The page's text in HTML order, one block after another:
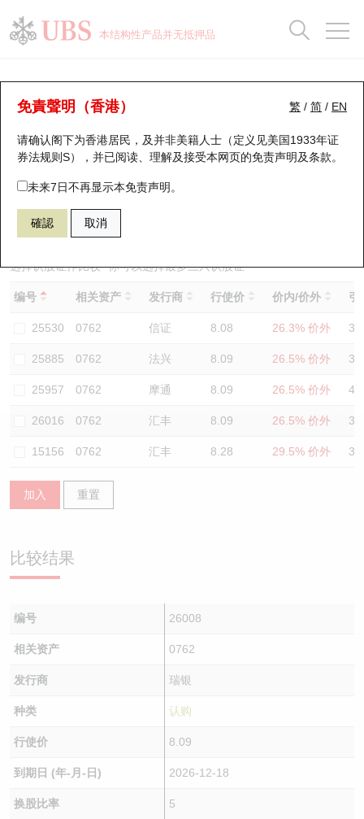
本结构性产品并无抵押品
繁 / 简 / EN
免責聲明（香港）
请确认阁下为香港居民，及并非美籍人士（定义见美国1933年证
券法规则S），并已阅读、理解及接受本网页的免责声明及条款。
未来7日不再显示本免责声明。
確認 取消
认股证分析仪
表现 街货统计 比较
26008 瑞银认购 0762 中国联通
选择认股证作比较*你可以选择最多三只认股证
编号 相关资产 发行商 行使价 价内/价外 引
25530 0762 信证 8.08 26.3% 价外
25885 0762 法兴 8.09 26.5% 价外
25957 0762 摩通 8.09 26.5% 价外
26016 0762 汇丰 8.09 26.5% 价外
15156 0762 汇丰 8.28 29.5% 价外
加入 重置
比较结果
编号 26008
相关资产 0762
发行商 瑞银
种类 认购
行使价 8.09
到期日 (年-月-日) 2026-12-18
换股比率 5
瑞银认股证一览
新发行瑞银认股证
即将到期认股证
认股证到期结算价查找
认股证分析仪
认股证速算机
认股证/牛熊证日志
认股证文件及公告
街货统计
比较
牛熊全景快搜
牛熊证搜寻
牛熊证街货分布图
正股牛熊证列表
新发行瑞银牛熊证
已收回牛熊证剩余价值
牛熊证到期结算价查找
牛熊证分析仪
牛熊证文件及公告
牛熊证文件及公告 (瑞信)
街货统计
比较
十大升幅/跌幅
十大认股证成交分布
十天股证占大市成交
资金流
街货统计
三十大平均引伸波幅
正股分析仪
二十大活跃股份
恒指成份股
国指成份股
科指成份股
相关资产沽空
中资ETFs溢价比较
AH 股价对照
ADR
收市竞价变化
持股比重
显示所有持股比重
每月轮证大市专题
轮证专栏
讲座及教育短片
认股证投资者教育
牛熊证投资者教育
认股证牛熊证常问问题